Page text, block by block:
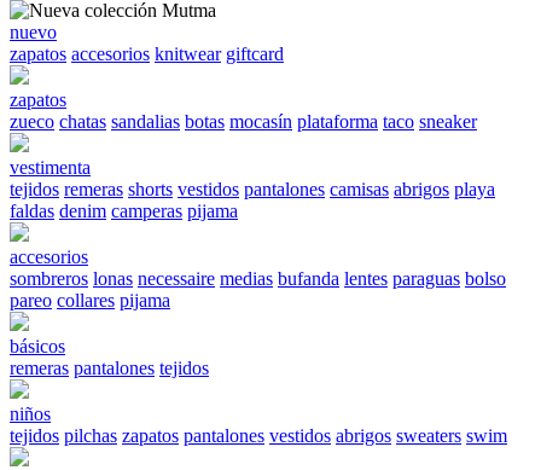
nuevo
zapatos accesorios knitwear giftcard
zapatos
zueco chatas sandalias botas mocasín plataforma taco sneaker
vestimenta
tejidos remeras shorts vestidos pantalones camisas abrigos playa
faldas denim camperas pijama
accesorios
sombreros lonas necessaire medias bufanda lentes paraguas bolso
pareo collares pijama
básicos
remeras pantalones tejidos
niños
tejidos pilchas zapatos pantalones vestidos abrigos sweaters swim